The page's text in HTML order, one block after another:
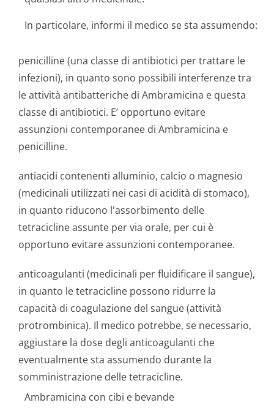
In particolare, informi il medico se sta assumendo:
penicilline (una classe di antibiotici per trattare le
infezioni), in quanto sono possibili interferenze tra
le attività antibatteriche di Ambramicina e questa
classe di antibiotici. E’ opportuno evitare
assunzioni contemporanee di Ambramicina e
penicilline.
antiacidi contenenti alluminio, calcio o magnesio
(medicinali utilizzati nei casi di acidità di stomaco),
in quanto riducono l'assorbimento delle
tetracicline assunte per via orale, per cui è
opportuno evitare assunzioni contemporanee.
anticoagulanti (medicinali per fluidificare il sangue),
in quanto le tetracicline possono ridurre la
capacità di coagulazione del sangue (attività
protrombinica). Il medico potrebbe, se necessario,
aggiustare la dose degli anticoagulanti che
eventualmente sta assumendo durante la
somministrazione delle tetracicline.
Ambramicina con cibi e bevande